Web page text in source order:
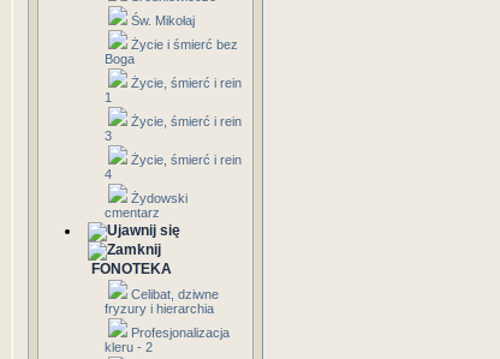
Św. Mikołaj
Życie i śmierć bez
Boga
Życie, śmierć i rein
1
Życie, śmierć i rein
3
Życie, śmierć i rein
4
Żydowski
cmentarz
FONOTEKA
Celibat, dziwne
fryzury i hierarchia
Profesjonalizacja
kleru - 2